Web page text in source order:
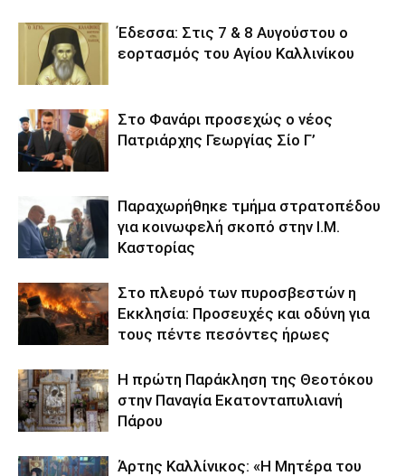
Έδεσσα: Στις 7 & 8 Αυγούστου ο
εορτασμός του Αγίου Καλλινίκου
Στο Φανάρι προσεχώς ο νέος
Πατριάρχης Γεωργίας Σίο Γ’
Παραχωρήθηκε τμήμα στρατοπέδου
για κοινωφελή σκοπό στην Ι.Μ.
Καστορίας
Στο πλευρό των πυροσβεστών η
Εκκλησία: Προσευχές και οδύνη για
τους πέντε πεσόντες ήρωες
Η πρώτη Παράκληση της Θεοτόκου
στην Παναγία Εκατονταπυλιανή
Πάρου
Άρτης Καλλίνικος: «Η Μητέρα του